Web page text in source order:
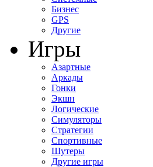
Бизнес
GPS
Другие
Игры
Азартные
Аркады
Гонки
Экшн
Логические
Симуляторы
Стратегии
Спортивные
Шутеры
Другие игры